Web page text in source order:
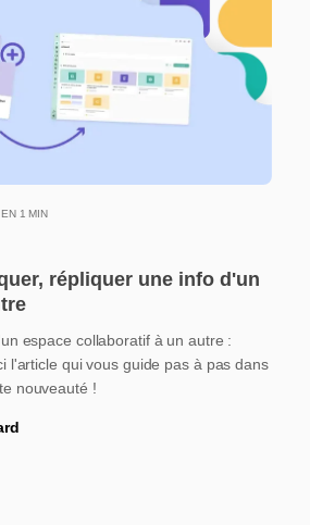
1 MIN
répliquer une info d'un
espace collaboratif à un autre :
l'article qui vous guide pas à pas dans
nouveauté !